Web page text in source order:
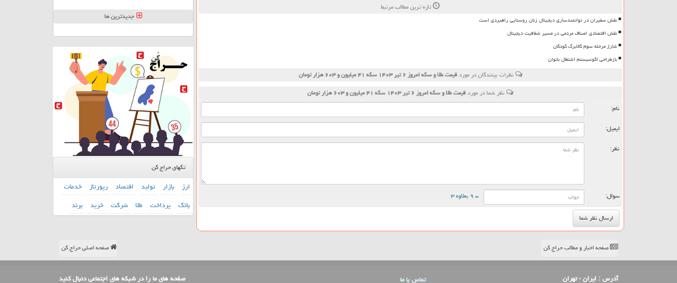
تازه ترین مطالب مرتبط
نقش سفیران در توانمندسازی دیجیتال زنان روستایی راهبردی است
نقش اقتصادی اصناف مردمی در مسیر شفافیت دیجیتال
شارژ مرحله سوم کالابرگ کودکان
بازطراحی اکوسیستم اشتغال بانوان
نظرات بینندگان در موردقیمت طلا و سکه امروز ۶ تیر ۱۴۰۳ سکه ۴۱ میلیون و ۶۰۳ هزار تومان
نظر شما در موردقیمت طلا و سکه امروز ۶ تیر ۱۴۰۳ سکه ۴۱ میلیون و ۶۰۳ هزار تومان
نام:
ایمیل:
نظر:
سوال: = ۹ بعلاوه ۳
جدیدترین ها
تگهای حراج کن
ارز بازار تولید اقتصاد رپورتاژ خدمات
بانك پرداخت طلا شركت خرید برند
صفحه اخبار و مطالب حراج کن صفحه اصلی حراج کن
آدرس : ایران - تهران تماس با ما صفحه های ما را در شبکه های اجتماعی دنبال کنید